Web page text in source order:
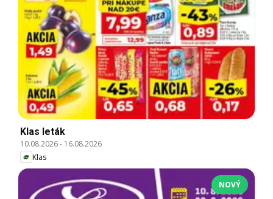
Klas leták
10.08.2026- 16.08.2026
Klas
NOVÝ